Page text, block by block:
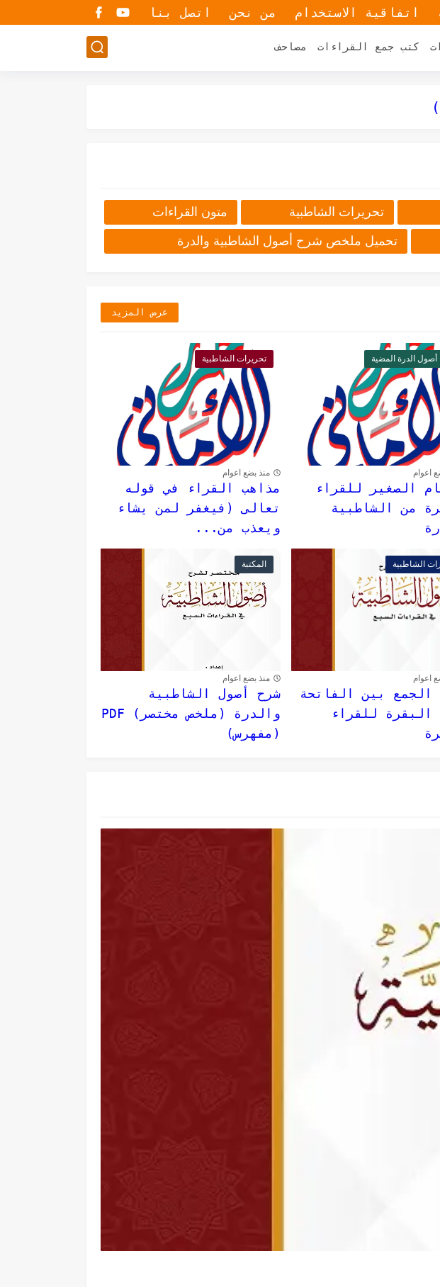
اتفاقية الاستخدام من نحن اتصل بنا
كتب جمع القراءات مصاحف
وكلمتين)
جروبات الفيس بوك 2022
تحريرات الشاطبية متون القراءات
تحميل ملخص شرح أصول الشاطبية والدرة
عرض المزيد
الدرة المضية
اعوام
الصغير للقراء
من الشاطبية
تحريرات الشاطبية
منذ بضع اعوام
مذاهب القراء في قوله
تعالى (فيغفر لمن يشاء
ويعذب من...
الشاطبية
اعوام
الجمع بين الفاتحة
البقرة للقراء
المكتبة
منذ بضع اعوام
شرح أصول الشاطبية
والدرة (ملخص مختصر) PDF
(مفهرس)